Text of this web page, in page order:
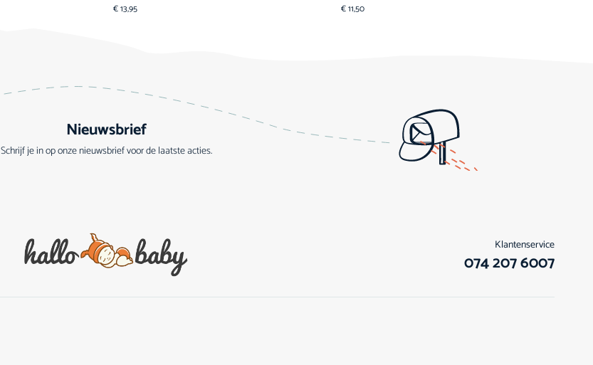
€13,95 €11,50
Nieuwsbrief
Schrijf je in op onze nieuwsbrief voor de laatste acties.
Klantenservice
074 207 6007